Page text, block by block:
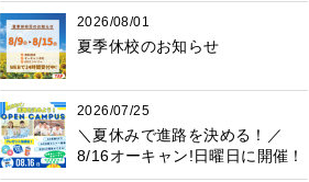
2026/08/01
夏季休校のお知らせ
2026/07/25
＼夏休みで進路を決める！／
8/16オーキャン!日曜日に開催！
プレゼント抽選会も♪楽しく進路